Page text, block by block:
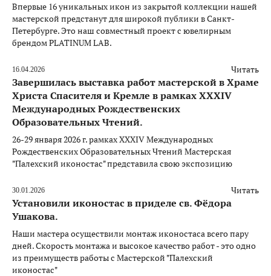
Впервые 16 уникальных икон из закрытой коллекции нашей
мастерской предстанут для широкой публики в Санкт-
Петербурге. Это наш совместный проект с ювелирным
брендом PLATINUM LAB.
16.04.2026 Читать
Завершилась выставка работ мастерской в Храме
Христа Спасителя и Кремле в рамках XXXIV
Международных Рождественских
Образовательных Чтений.
26-29 января 2026 г. рамках XXXIV Международных
Рождественских Образовательных Чтений Мастерская
"Палехский иконостас" представила свою экспозицию
30.01.2026 Читать
Установили иконостас в приделе св. Фёдора
Ушакова.
Наши мастера осуществили монтаж иконостаса всего пару
дней. Скорость монтажа и высокое качество работ - это одно
из преимуществ работы с Мастерской "Палехский
иконостас"